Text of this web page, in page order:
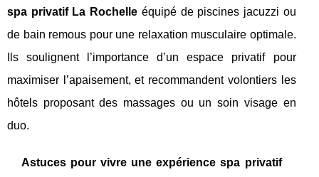
spa privatif La Rochelle équipé de piscines jacuzzi ou
de bain remous pour une relaxation musculaire optimale.
Ils soulignent l’importance d’un espace privatif pour
maximiser l’apaisement, et recommandent volontiers les
hôtels proposant des massages ou un soin visage en
duo.
Astuces pour vivre une expérience spa privatif